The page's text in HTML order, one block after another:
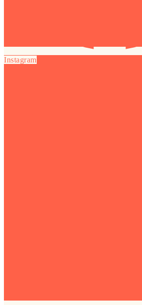
Instagram